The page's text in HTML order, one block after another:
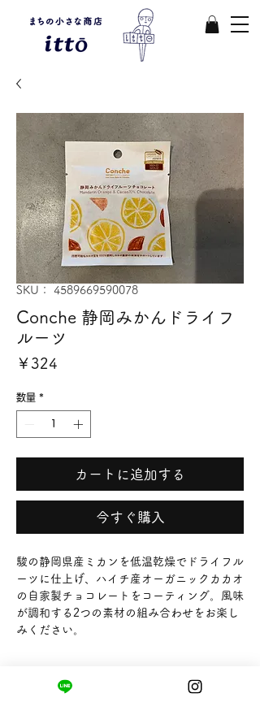
SKU： 4589669590078
Conche 静岡みかんドライフ
ルーツ
￥324
数量 *
カートに追加する
今すぐ購入
駿の静岡県産ミカンを低温乾燥でドライフル
ーツに仕上げ、ハイチ産オーガニックカカオ
の自家製チョコレートをコーティング。風味
が調和する2つの素材の組み合わせをお楽し
みください。